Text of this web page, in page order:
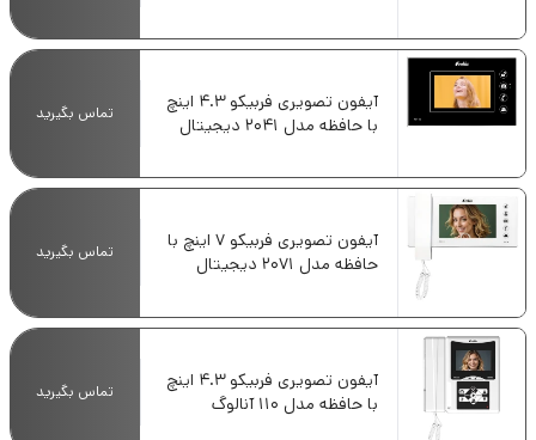
آیفون تصویری فربیکو 4.3 اینچ
با حافظه مدل 2041 دیجیتال
تماس بگیرید
آیفون تصویری فربیکو 7 اینچ با
حافظه مدل 2071 دیجیتال
تماس بگیرید
آیفون تصویری فربیکو 4.3 اینچ
با حافظه مدل 110 آنالوگ
تماس بگیرید